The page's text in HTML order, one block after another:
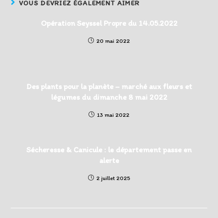
VOUS DEVRIEZ ÉGALEMENT AIMER
Opération Seyssel Propre du 14.05.2022
20 mai 2022
Des plants pour la planète – marché aux fleurs et
légumes du dimanche 8 mai 2022
13 mai 2022
Sécheresse & Canicule : le département passe en
alerte
2 juillet 2025